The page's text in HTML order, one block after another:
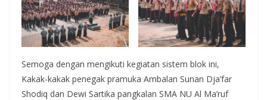
Semoga dengan mengikuti kegiatan sistem blok ini,
Kakak-kakak penegak pramuka Ambalan Sunan Dja’far
Shodiq dan Dewi Sartika pangkalan SMA NU Al Ma’ruf